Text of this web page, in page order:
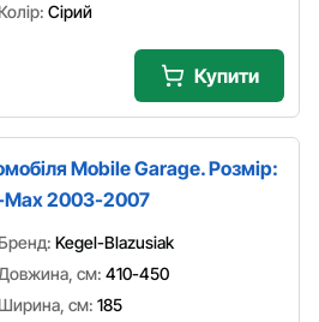
Сірий
Купити
Mobile Garage. Розмір:
Max 2003-2007
Kegel-Blazusiak
см: 410-450
см: 185